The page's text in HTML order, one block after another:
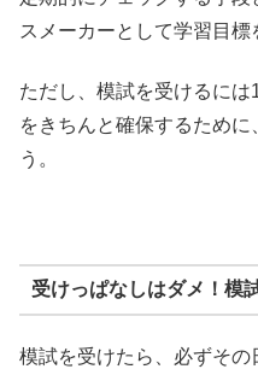
スメーカーとして学習目標
ただし、模試を受けるに
をきちんと確保するため
う。
受けっぱなしはダメ！模
模試を受けたら、必ずそ